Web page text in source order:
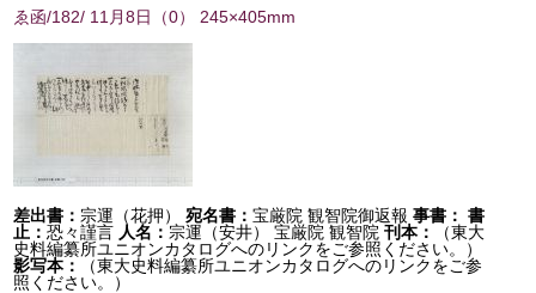
ゑ函/182/ 11月8日 （0） 245×405mm
差出書： 宗運（花押） 宛名書：宝厳院 観智院御返報 事書： 書
止：恐々謹言 人名： 宗運（安井） 宝厳院 観智院 刊本：
（東大
史料編纂所ユニオンカタログへのリンクをご参照ください。）
影写本：
（東大史料編纂所ユニオンカタログへのリンクをご参
照ください。）